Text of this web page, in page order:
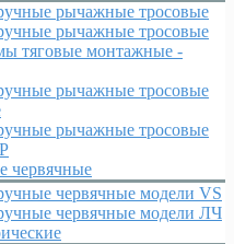
рычажные тросовые
рычажные тросовые
тяговые монтажные -
рычажные тросовые
рычажные тросовые
червячные
червячные модели VS
червячные модели ЛЧ